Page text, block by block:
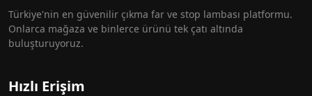
Türkiye'nin en güvenilir çıkma far ve stop lambası platformu.
Onlarca mağaza ve binlerce ürünü tek çatı altında
buluşturuyoruz.
Hızlı Erişim